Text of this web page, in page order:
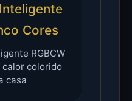
Cores
RGBCW
colorido
casa